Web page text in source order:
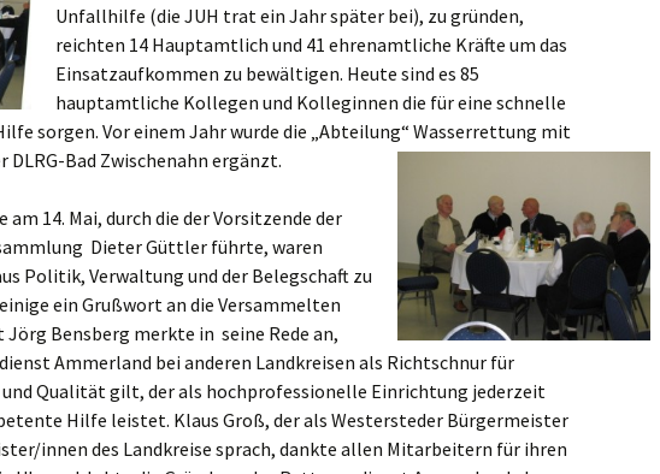
Unfallhilfe (die JUH trat ein Jahr später bei), zu gründen,
reichten 14 Hauptamtlich und 41 ehrenamtliche Kräfte um das
Einsatzaufkommen zu bewältigen. Heute sind es 85
hauptamtliche Kollegen und Kolleginnen die für eine schnelle
sorgen. Vor einem Jahr wurde die „Abteilung“ Wasserrettung mit
DLRG-Bad Zwischenahn ergänzt.
am 14. Mai, durch die der Vorsitzende der
Dieter Güttler führte, waren
Politik, Verwaltung und der Belegschaft zu
ein Grußwort an die Versammelten
Bensberg merkte in seine Rede an,
Ammerland bei anderen Landkreisen als Richtschnur für
Qualität gilt, der als hochprofessionelle Einrichtung jederzeit
Hilfe leistet. Klaus Groß, der als Westersteder Bürgermeister
innen des Landkreise sprach, dankte allen Mitarbeitern für ihren